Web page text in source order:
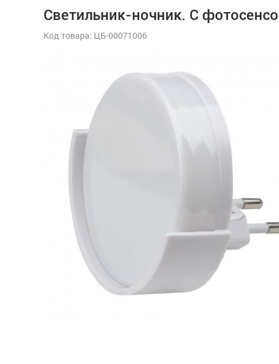
Светильник-ночник. С
Код товара: ЦБ-00071006